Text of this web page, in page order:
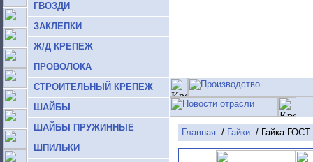
ГВОЗДИ
ЗАКЛЕПКИ
Ж/Д КРЕПЕЖ
ПРОВОЛОКА
СТРОИТЕЛЬНЫЙ КРЕПЕЖ
ШАЙБЫ
ШАЙБЫ ПРУЖИННЫЕ
ШПИЛЬКИ
Главная / Гайки / Гайка ГОСТ